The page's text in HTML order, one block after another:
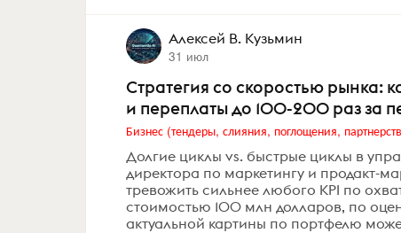
Алексей В. Кузьмин
31 июл
Стратегия со скоростью рынка:
и переплаты до 100-200 раз за
Бизнес (тендеры, слияния, поглощения,
Долгие циклы vs. быстрые циклы в
директора по маркетингу и продакт-
тревожить сильнее любого KPI по
стоимостью 100 млн долларов, по
актуальной картины по портфелю